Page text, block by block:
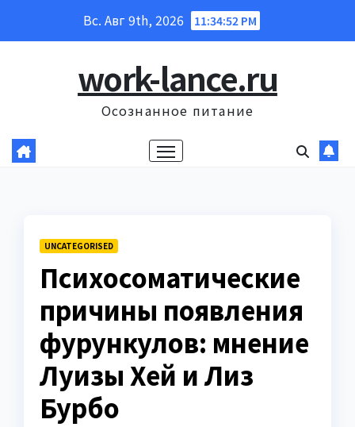
Вс. Авг 9th, 2026 11:34:54 PM
work-lance.ru
Осознанное питание
UNCATEGORISED
Психосоматические
причины появления
фурункулов: мнение
Луизы Хей и Лиз
Бурбо